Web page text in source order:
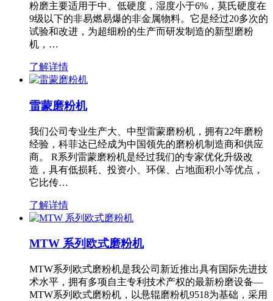
粉磨主要适用于中、低硬度，湿度小于6%，莫氏硬度在
9级以下的非易燃易爆的非金属物料。它是经过20多次的
试验和改进，为超细粉的生产而研发制造的新型磨粉
机，…
了解详情
雷蒙磨粉机
我们公司专业生产大、中型雷蒙磨粉机，拥有22年磨粉
经验，科菲达已经成为中国领先的磨粉机制造商和供应
商。 R系列雷蒙磨粉机是经过我们的专家优化升级改
造，具有低损耗、投资小、环保、占地面积小等优点，
它比传…
了解详情
MTW 系列欧式磨粉机
MTW系列欧式磨粉机是我公司新近推出具有国际先进技
术水平，拥有多项自主专利技术产权的最新粉磨设备—
MTW系列欧式磨粉机，以悬辊磨粉机9518为基础，采用